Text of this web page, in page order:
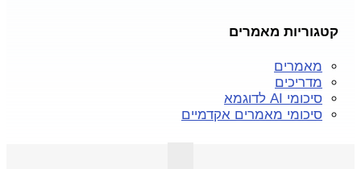
קטגוריות מאמרים
מאמרים
מדריכים
סיכומי AI לדוגמא
סיכומי מאמרים אקדמיים